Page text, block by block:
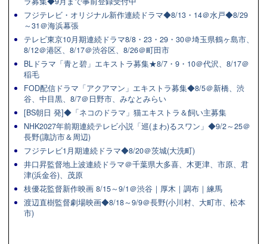
フジテレビ・オリジナル新作連続ドラマ◆8/13・14＠水戸◆8/29
～31＠海浜幕張
テレビ東京10月期連続ドラマ8/8・23・29・30＠埼玉県鶴ヶ島市、
8/12＠港区、8/17＠渋谷区、8/26＠町田市
BLドラマ「青と碧」エキストラ募集★8/7・9・10＠代沢、8/17＠
稲毛
FOD配信ドラマ「アクアマン」エキストラ募集◆8/5＠新橋、渋
谷、中目黒、8/7＠日野市、みなとみらい
[BS朝日 発]◆「ネコのドラマ」猫エキストラ＆飼い主募集
NHK2027年前期連続テレビ小説「巡(まわ)るスワン」◆9/2～25＠
長野(諏訪市＆周辺)
フジテレビ1月期連続ドラマ◆8/20＠茨城(大洗町)
井口昇監督地上波連続ドラマ＠千葉県大多喜、木更津、市原、君
津(浜金谷)、茂原
枝優花監督新作映画 8/15～9/1＠渋谷｜厚木｜調布｜練馬
渡辺直樹監督劇場映画◆8/18～9/9＠長野(小川村、大町市、松本
市)